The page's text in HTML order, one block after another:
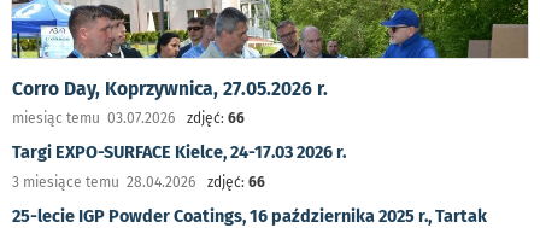
Corro Day, Koprzywnica, 27.05.2026 r.
miesiąc temu 03.07.2026 zdjęć: 66
Targi EXPO-SURFACE Kielce, 24-17.03 2026 r.
3 miesiące temu 28.04.2026 zdjęć: 66
25-lecie IGP Powder Coatings, 16 października 2025 r., Tartak